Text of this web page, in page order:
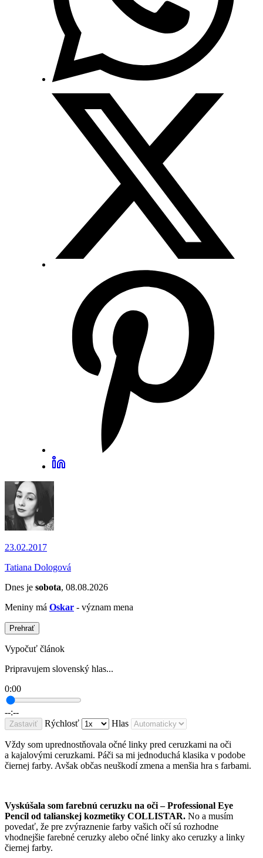
23.02.2017
Tatiana Dologová
Dnes je sobota, 08.08.2026
Meniny má Oskar - význam mena
Prehrať
Vypočuť článok
Pripravujem slovenský hlas...
0:00
--:--
Zastaviť Rýchlosť Hlas
Vždy som uprednostňovala očné linky pred ceruzkami na oči
a kajalovými ceruzkami. Páči sa mi jednoduchá klasika v podobe
čiernej farby. Avšak občas neuškodí zmena a menšia hra s farbami.
Vyskúšala som farebnú ceruzku na oči – Professional Eye
Pencil od talianskej kozmetiky COLLISTAR. No a musím
povedať, že pre zvýraznenie farby vašich očí sú rozhodne
vhodnejšie farebné ceruzky alebo očné linky ako ceruzky a linky
čiernej farby.